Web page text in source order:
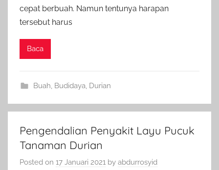
cepat berbuah. Namun tentunya harapan
tersebut harus
Baca
Buah Budidaya Durian
Pengendalian Penyakit Layu Pucuk
Tanaman Durian
Posted on 17 Januari 2021 by abdurrosyid